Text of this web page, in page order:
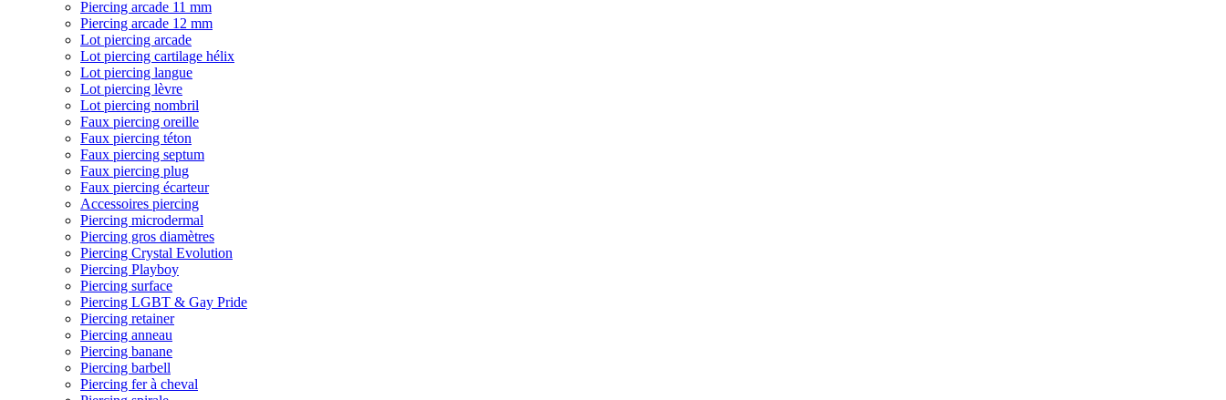
Piercing arcade 11 mm
Piercing arcade 12 mm
Lot piercing arcade
Lot piercing cartilage hélix
Lot piercing langue
Lot piercing lèvre
Lot piercing nombril
Faux piercing oreille
Faux piercing téton
Faux piercing septum
Faux piercing plug
Faux piercing écarteur
Accessoires piercing
Piercing microdermal
Piercing gros diamètres
Piercing Crystal Evolution
Piercing Playboy
Piercing surface
Piercing LGBT & Gay Pride
Piercing retainer
Piercing anneau
Piercing banane
Piercing barbell
Piercing fer à cheval